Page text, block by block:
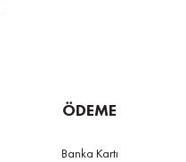
ÖDEME
Banka Kartı